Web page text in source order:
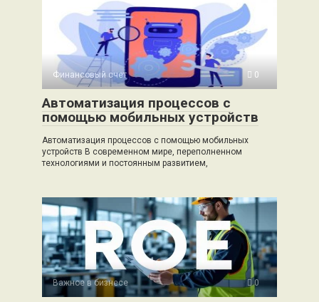
Финансовый счет 0
Автоматизация процессов с
помощью мобильных устройств
Автоматизация процессов с помощью мобильных
устройств В современном мире, переполненном
технологиями и постоянным развитием,
Важное в бизнесе 0